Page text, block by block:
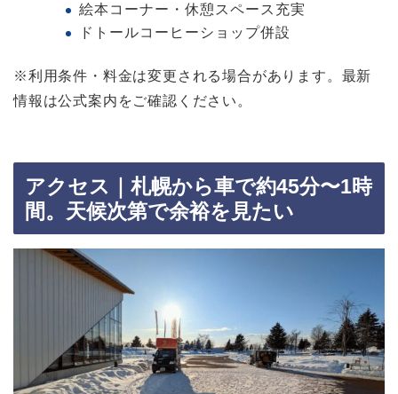
絵本コーナー・休憩スペース充実
ドトールコーヒーショップ併設
※利用条件・料金は変更される場合があります。最新
情報は公式案内をご確認ください。
アクセス｜札幌から車で約45分〜1時
間。天候次第で余裕を見たい